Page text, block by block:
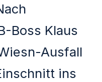
Boss Klaus
Ausfall
ins